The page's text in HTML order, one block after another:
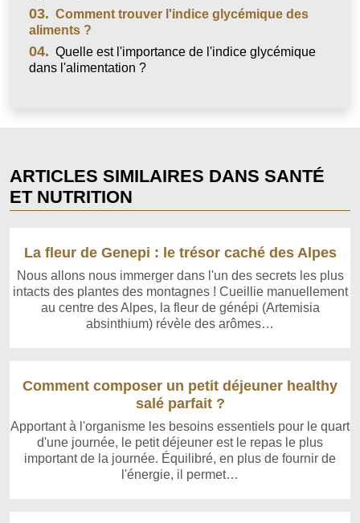
03. Comment trouver l'indice glycémique des
aliments ?
04. Quelle est l'importance de l'indice glycémique
dans l'alimentation ?
ARTICLES SIMILAIRES DANS SANTÉ
ET NUTRITION
La fleur de Genepi : le trésor caché des Alpes
Nous allons nous immerger dans l'un des secrets les plus
intacts des plantes des montagnes ! Cueillie manuellement
au centre des Alpes, la fleur de génépi (Artemisia
absinthium) révèle des arômes…
Comment composer un petit déjeuner healthy
salé parfait ?
Apportant à l'organisme les besoins essentiels pour le quart
d'une journée, le petit déjeuner est le repas le plus
important de la journée. Équilibré, en plus de fournir de
l'énergie, il permet…